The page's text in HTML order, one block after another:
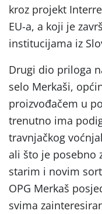
kroz projekt
EU-a, a koji je
institucijama iz
Drugi dio priloga
selo Merkaši,
proizvođačem u
trenutno ima
travnjačkog
ali što je posebno
starim i novim
OPG Merkaš
svima